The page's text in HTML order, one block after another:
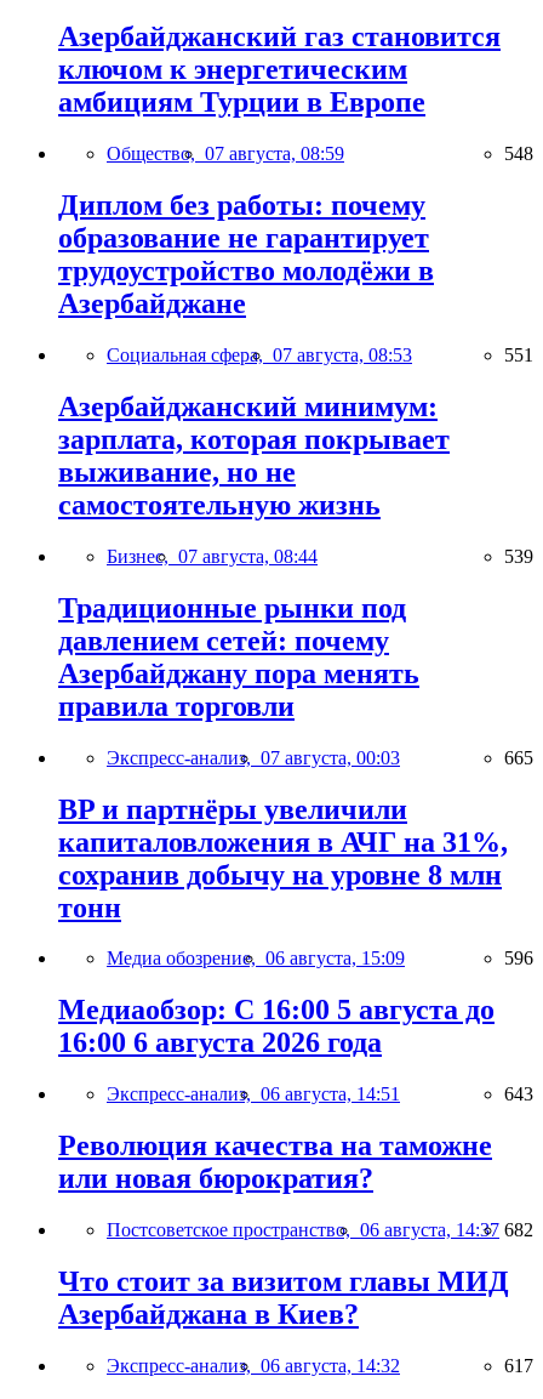
Азербайджанский газ становится
ключом к энергетическим
амбициям Турции в Европе
Общество, 07 августа, 08:59 548
Диплом без работы: почему
образование не гарантирует
трудоустройство молодёжи в
Азербайджане
Социальная сфера, 07 августа, 08:53 551
Азербайджанский минимум:
зарплата, которая покрывает
выживание, но не
самостоятельную жизнь
Бизнес, 07 августа, 08:44 539
Традиционные рынки под
давлением сетей: почему
Азербайджану пора менять
правила торговли
Экспресс-анализ, 07 августа, 00:03 665
BP и партнёры увеличили
капиталовложения в АЧГ на 31%,
сохранив добычу на уровне 8 млн
тонн
Медиа обозрение, 06 августа, 15:09 596
Медиаобзор: С 16:00 5 августа до
16:00 6 августа 2026 года
Экспресс-анализ, 06 августа, 14:51 643
Революция качества на таможне
или новая бюрократия?
Постсоветское пространство, 06 августа, 14:37 682
Что стоит за визитом главы МИД
Азербайджана в Киев?
Экспресс-анализ, 06 августа, 14:32 617